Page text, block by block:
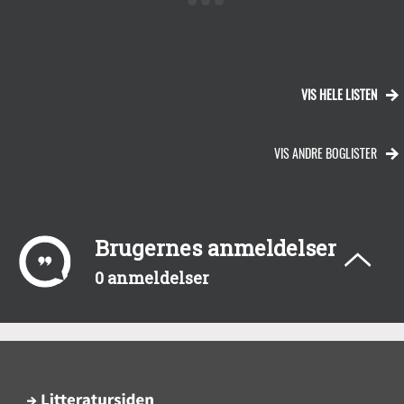
VIS HELE LISTEN
VIS ANDRE BOGLISTER
Brugernes anmeldelser
0 anmeldelser